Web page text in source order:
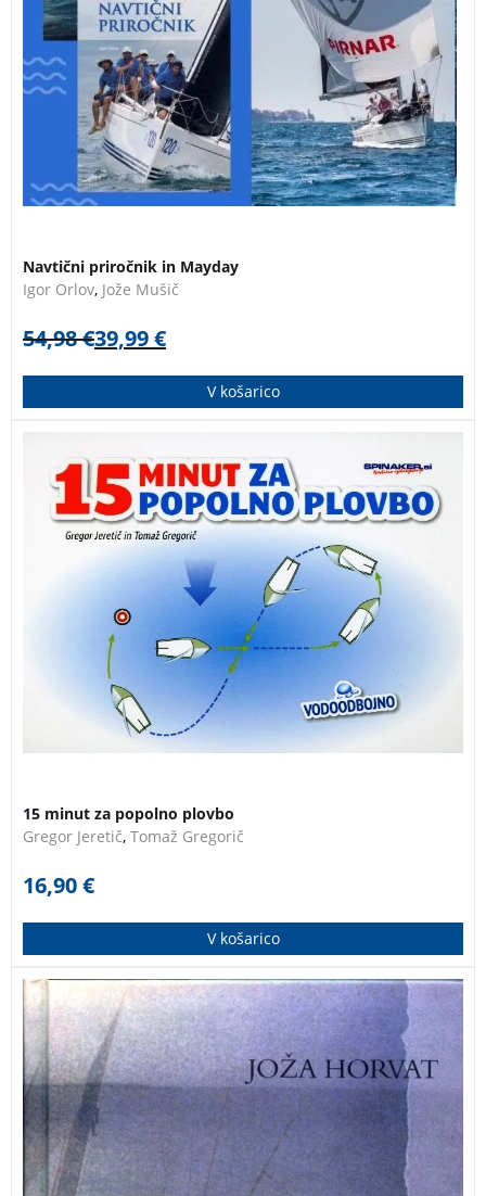
Navtični priročnik in Mayday
Igor Orlov, Jože Mušič
54,98€39,99€
V košarico
V priročnik je skrbno vključenih več kot 10 let izkušenj
podjetja Spinaker v navtičnem izobraževanju in je
posvečen predvsem tistim, ki se s plovbo srečujete le
občasno. Z njim lahko zdaj hitro in učinkovito osvežite
vsa ključna navtična znanja, potrebna za brezskrbno
izplutje, varno in prijetno plovbo ter pravilno in
učinkovito ukrepanje v stiski.
15 minut za popolno plovbo
Gregor Jeretič, Tomaž Gregorič
16,90€
V košarico
Knjiga Molitev pred plovbo je svojevrsten življenski in
književni rezimé pisatelja in morjeplovca Jože Horvata.